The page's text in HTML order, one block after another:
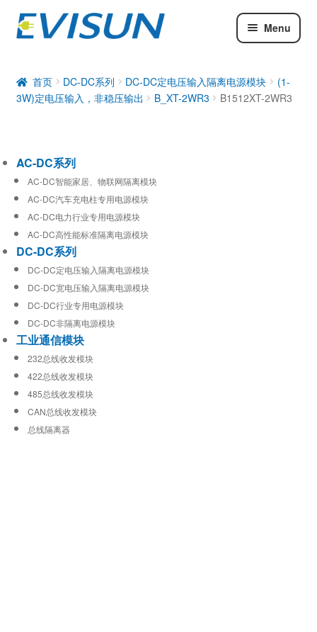
Menu
DC-DC系列
工业通信模块
首页 DC-DC系列 DC-DC定电压输入隔离电源模块
(1-
3W)定电压输入，非稳压输出
B_XT-2WR3 B1512XT-2WR3
AC-DC系列
AC-DC智能家居、物联网隔离模块
AC-DC汽车充电柱专用电源模块
AC-DC电力行业专用电源模块
AC-DC高性能标准隔离电源模块
DC-DC系列
DC-DC定电压输入隔离电源模块
DC-DC宽电压输入隔离电源模块
DC-DC行业专用电源模块
DC-DC非隔离电源模块
工业通信模块
232总线收发模块
422总线收发模块
485总线收发模块
CAN总线收发模块
总线隔离器